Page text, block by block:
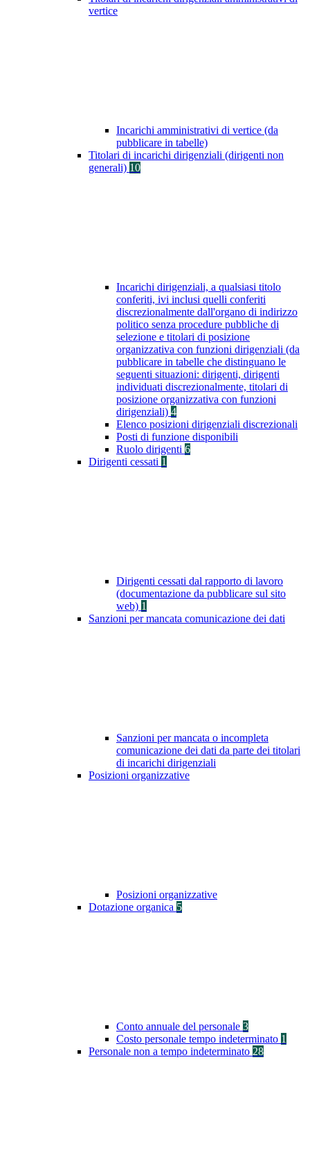
vertice
Incarichi amministrativi di vertice (da
pubblicare in tabelle)
Titolari di incarichi dirigenziali (dirigenti non
generali) 10
Incarichi dirigenziali, a qualsiasi titolo
conferiti, ivi inclusi quelli conferiti
discrezionalmente dall'organo di indirizzo
politico senza procedure pubbliche di
selezione e titolari di posizione
organizzativa con funzioni dirigenziali (da
pubblicare in tabelle che distinguano le
seguenti situazioni: dirigenti, dirigenti
individuati discrezionalmente, titolari di
posizione organizzativa con funzioni
dirigenziali) 4
Elenco posizioni dirigenziali discrezionali
Posti di funzione disponibili
Ruolo dirigenti 6
Dirigenti cessati 1
Dirigenti cessati dal rapporto di lavoro
(documentazione da pubblicare sul sito
web) 1
Sanzioni per mancata comunicazione dei dati
Sanzioni per mancata o incompleta
comunicazione dei dati da parte dei titolari
di incarichi dirigenziali
Posizioni organizzative
Posizioni organizzative
Dotazione organica 5
Conto annuale del personale 3
Costo personale tempo indeterminato 1
Personale non a tempo indeterminato 28